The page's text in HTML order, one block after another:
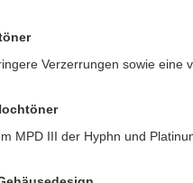
Verzerrungen sowie eine
MPD III der Hyphn und